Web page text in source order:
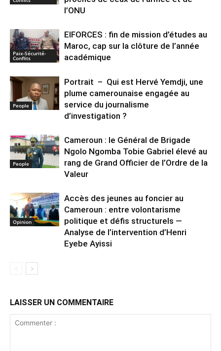
l’ONU
Paix-Sécurité-
Conflits
EIFORCES : fin de mission d’études au
Maroc, cap sur la clôture de l’année
académique
People
Portrait – Qui est Hervé Yemdji, une
plume camerounaise engagée au
service du journalisme
d’investigation ?
People
Cameroun : le Général de Brigade
Ngolo Ngomba Tobie Gabriel élevé au
rang de Grand Officier de l’Ordre de la
Valeur
Opinion
Accès des jeunes au foncier au
Cameroun : entre volontarisme
politique et défis structurels —
Analyse de l’intervention d’Henri
Eyebe Ayissi
LAISSER UN COMMENTAIRE